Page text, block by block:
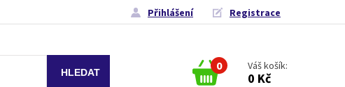
Přihlášení Registrace
0 Váš košík:
0 Kč